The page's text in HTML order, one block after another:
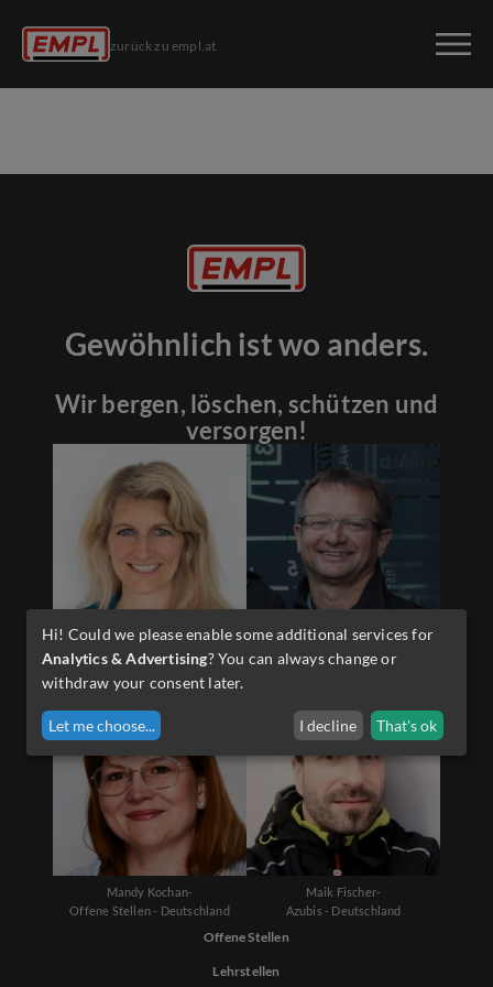
zurück zu empl.at
Gewöhnlich ist wo anders.
Wir bergen, löschen, schützen und
versorgen!
Offene Stellen
Lehrstellen
Diana Schwarzenauer-
Martin Sporer-
Mandy Kochan-
Offene Stellen - Deutschland
Maik Fischer-
Azubis - Deutschland
Hi! Could we please enable some additional services for
Analytics & Advertising? You can always change or
withdraw your consent later.
Let me choose... I decline That's ok